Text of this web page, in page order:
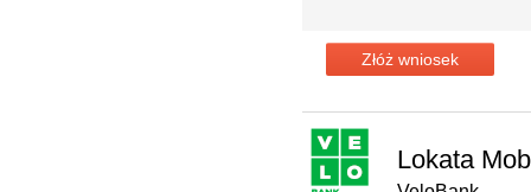
Złóż wniosek
Lokata